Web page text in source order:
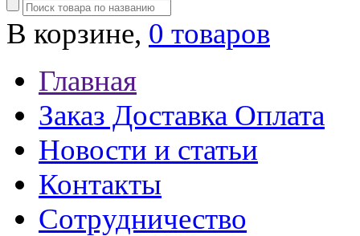
В корзине, 0 товаров
Главная
Заказ Доставка Оплата
Новости и статьи
Контакты
Сотрудничество